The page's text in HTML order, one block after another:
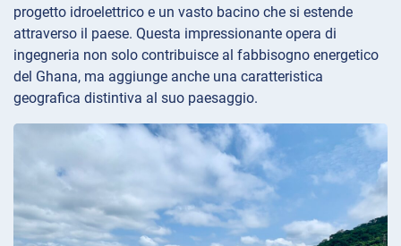
progetto idroelettrico e un vasto bacino che si estende
attraverso il paese. Questa impressionante opera di
ingegneria non solo contribuisce al fabbisogno energetico
del Ghana, ma aggiunge anche una caratteristica
geografica distintiva al suo paesaggio.